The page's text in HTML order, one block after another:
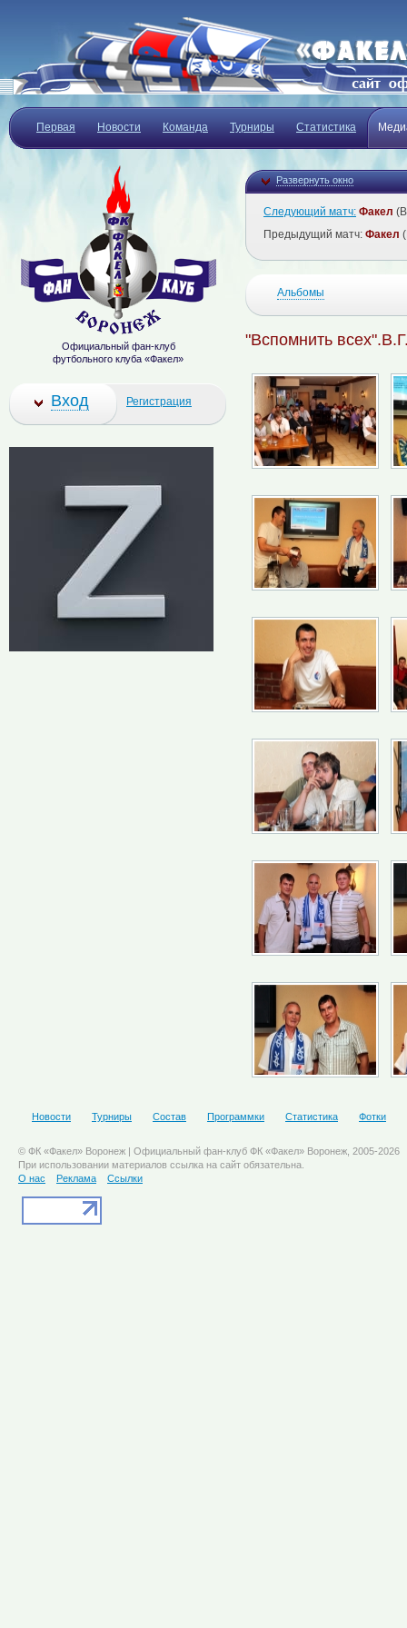
Первая Новости Команда Турниры Статистика
Развернуть окно
Следующий матч: Факел
Предыдущий матч: Факел
Альбомы
"Вспомнить
Официальный фан-клуб
футбольного клуба «Факел»
Вход Регистрация
Новости Турниры Состав Программки Статистика Фотки
© ФК «Факел» Воронеж | Официальный фан-клуб ФК «Факел» Воронеж, 2005-2026
При использовании материалов ссылка на сайт обязательна.
О нас
Реклама Ссылки